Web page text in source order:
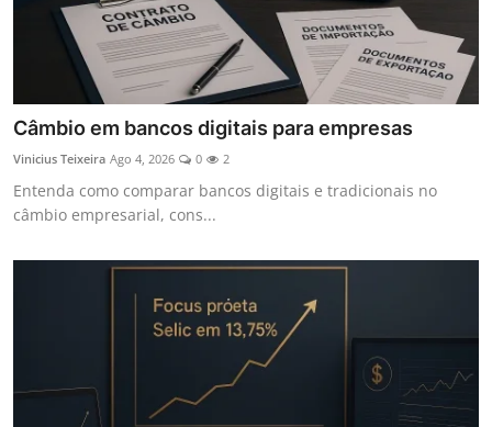
Câmbio em bancos digitais para empresas
Vinicius Teixeira Ago 4, 2026 0 2
Entenda como comparar bancos digitais e tradicionais no
câmbio empresarial, cons...